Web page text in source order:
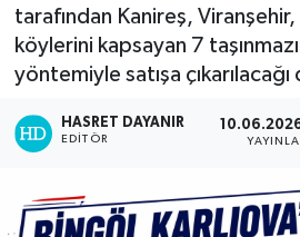
tarafından Kanireş,
köylerini kapsayan 7
yöntemiyle satışa
HASRET DAYANIR
EDITÖR
GENÇ
GÜNDEM
KARLIOVA
KİĞI
Tüm Manşetler
Son Dakika Haberleri
Haber Arşivi